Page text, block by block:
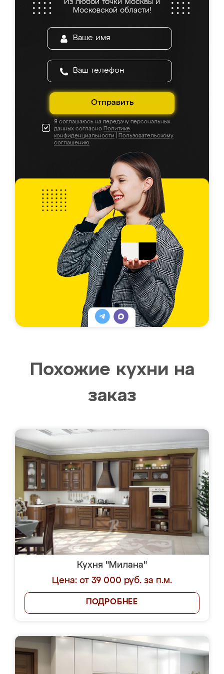
Из любой точки Москвы и
Московской области!
Отправить
Я соглашаюсь на передачу персональных
данных согласно Политике
конфиденциальности
Пользовательскому
соглашению
Похожие кухни на
заказ
Кухня "Милана"
Цена: от 39 000 руб. за п.м.
ПОДРОБНЕЕ